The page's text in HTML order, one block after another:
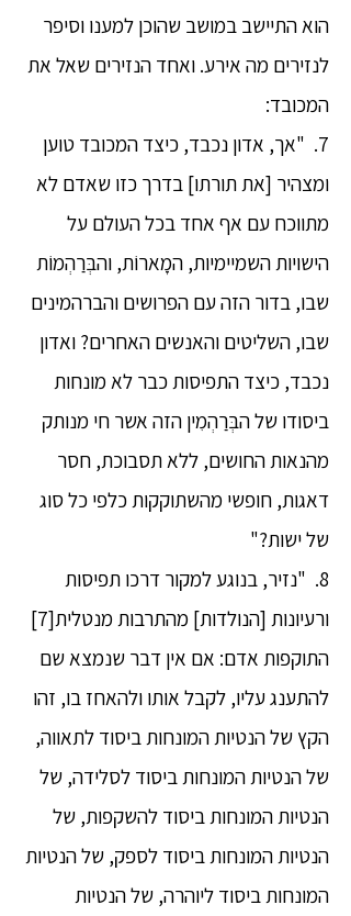
הוא התיישב במושב שהוכן למענו וסיפר
לנזירים מה אירע. ואחד הנזירים שאל את
המכובד:
7. "אך, אדון נכבד, כיצד המכובד טוען
ומצהיר [את תורתו] בדרך כזו שאדם לא
מתווכח עם אף אחד בכל העולם על
הישויות השמיימיות, המָארוֹת, והבְּרַהְמוֹת
שבו, בדור הזה עם הפרושים והברהמינים
שבו, השליטים והאנשים האחרים? ואדון
נכבד, כיצד התפיסות כבר לא מונחות
ביסודו של הבְּרַהְמִין הזה אשר חי מנותק
מהנאות החושים, ללא תסבוכת, חסר
דאגות, חופשי מהשתוקקות כלפי כל סוג
של ישות?"
8. "נזיר, בנוגע למקור דרכו תפיסות
ורעיונות [הנולדות] מהתרבות מנטלית[7]
התוקפות אדם: אם אין דבר שנמצא שם
להתענג עליו, לקבל אותו ולהאחז בו, זהו
הקץ של הנטיות המונחות ביסוד לתאווה,
של הנטיות המונחות ביסוד לסלידה, של
הנטיות המונחות ביסוד להשקפות, של
הנטיות המונחות ביסוד לספק, של הנטיות
המונחות ביסוד ליוהרה, של הנטיות